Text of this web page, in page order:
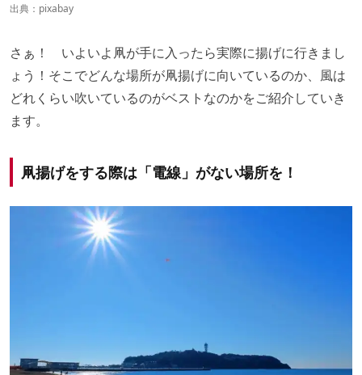
出典： pixabay
さぁ！ いよいよ凧が手に入ったら実際に揚げに行きまし
ょう！そこでどんな場所が凧揚げに向いているのか、風は
どれくらい吹いているのがベストなのかをご紹介していき
ます。
凧揚げをする際は「電線」がない場所を！